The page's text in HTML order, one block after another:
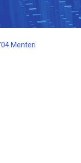
04 Menteri